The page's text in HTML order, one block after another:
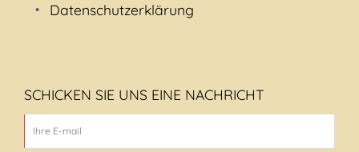
Datenschutzerklärung
SCHICKEN SIE UNS EINE NACHRICHT